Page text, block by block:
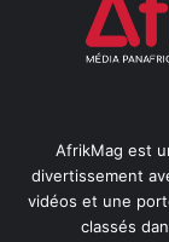
AfrikMag est
divertissement
vidéos et une
classés